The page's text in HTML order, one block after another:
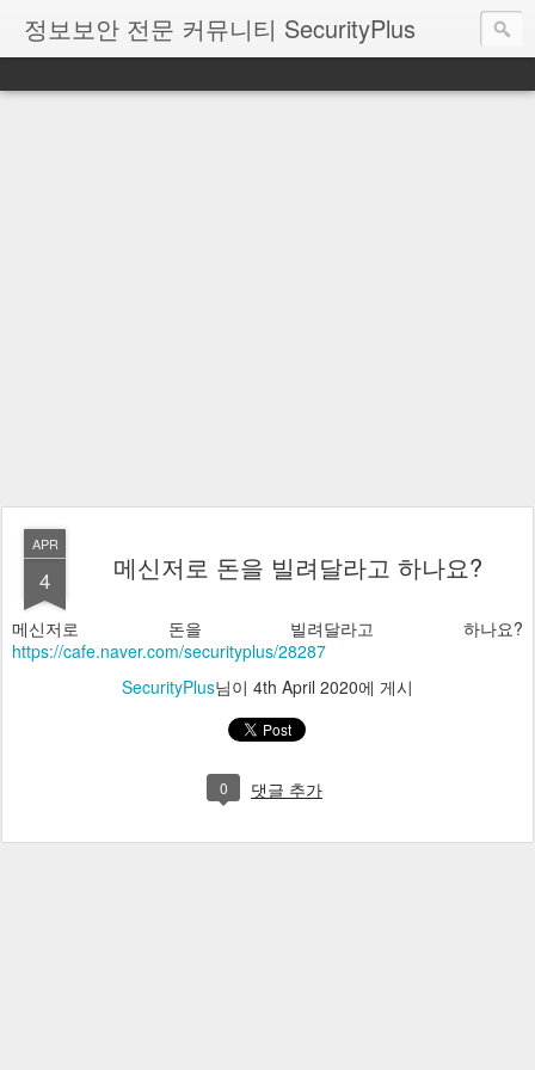
정보보안 전문 커뮤니티 SecurityPlus
APR
4 메신저로 돈을 빌려달라고 하나요?
메신저로 돈을 빌려달라고 하나요?
https://cafe.naver.com/securityplus/28287
SecurityPlus님이 4th April 2020에 게시
0 댓글 추가